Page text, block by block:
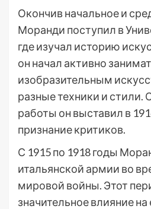
Окончив начальное и
Моранди поступил в
где изучал историю
он начал активно
изобразительным
разные техники и стили.
работы он выставил в
признание критиков.
С 1915 по 1918 годы
итальянской армии во
мировой войны. Этот
значительное влияние на